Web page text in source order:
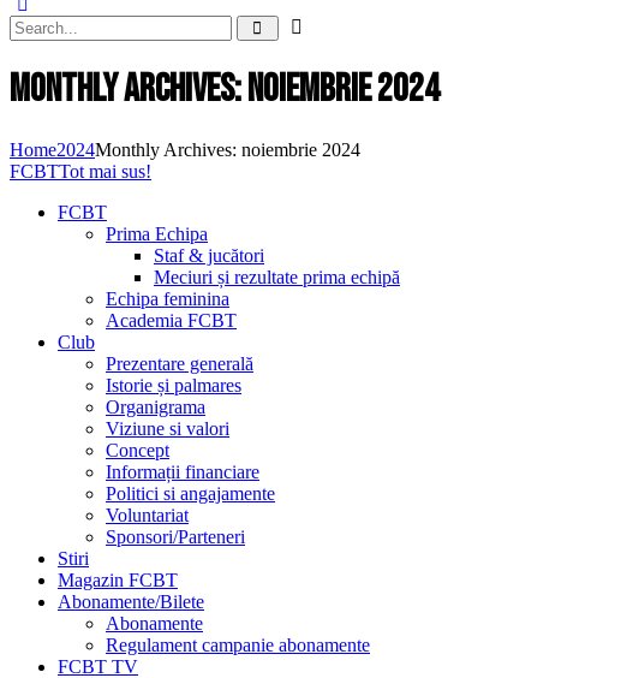
Monthly Archives: noiembrie 2024
Home2024Monthly Archives: noiembrie 2024
FCBTTot mai sus!
FCBT
Prima Echipa
Staf & jucători
Meciuri și rezultate prima echipă
Echipa feminina
Academia FCBT
Club
Prezentare generală
Istorie și palmares
Organigrama
Viziune si valori
Concept
Informații financiare
Politici si angajamente
Voluntariat
Sponsori/Parteneri
Stiri
Magazin FCBT
Abonamente/Bilete
Abonamente
Regulament campanie abonamente
FCBT TV